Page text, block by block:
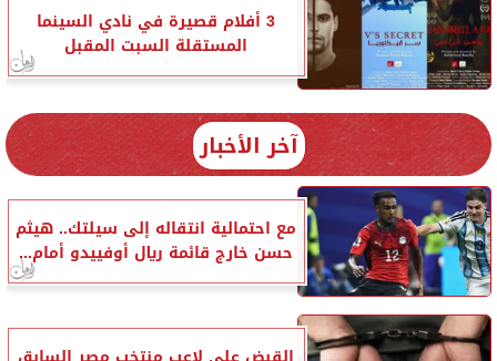
3 أفلام قصيرة في نادي السينما
المستقلة السبت المقبل
آخر الأخبار
مع احتمالية انتقاله إلى سيلتك.. هيثم
حسن خارج قائمة ريال أوفييدو أمام...